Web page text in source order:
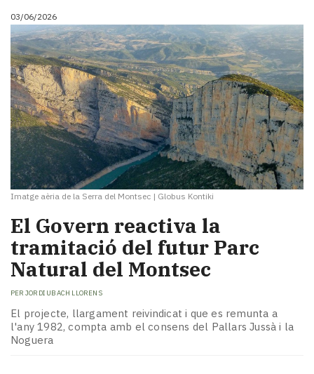
03/06/2026
Imatge aèria de la Serra del Montsec | Globus Kontiki
El Govern reactiva la
tramitació del futur Parc
Natural del Montsec
PER JORDI UBACH LLORENS
El projecte, llargament reivindicat i que es remunta a
l'any 1982, compta amb el consens del Pallars Jussà i la
Noguera